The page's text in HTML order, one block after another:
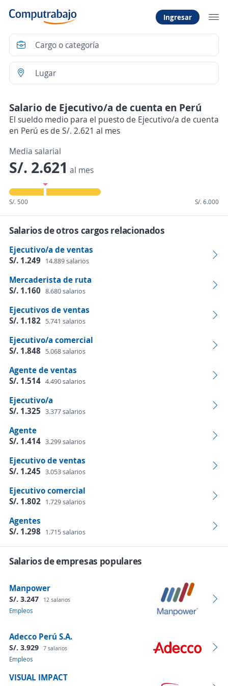
Ingresar
Salario de Ejecutivo/a de cuenta en Perú
El sueldo medio para el puesto de Ejecutivo/a de cuenta
en Perú es de S/. 2.621 al mes
Media salarial
S/. 2.621 al mes
S/. 500 S/. 6.000
Salarios de otros cargos relacionados
Ejecutivo/a de ventas
S/. 1.249 14.889 salarios
Mercaderista de ruta
S/. 1.160 8.680 salarios
Ejecutivos de ventas
S/. 1.182 5.741 salarios
Ejecutivo/a comercial
S/. 1.848
5.068 salarios
Agente de ventas
S/. 1.514 4.490 salarios
Ejecutivo/a
S/. 1.325 3.377 salarios
Agente
S/. 1.414 3.299 salarios
Ejecutivo de ventas
S/. 1.245 3.053 salarios
Ejecutivo comercial
S/. 1.802 1.729 salarios
Agentes
S/. 1.298
1.715 salarios
Salarios de empresas populares
Manpower
S/. 3.247 12 salarios
Empleos
Adecco Perú S.A.
S/. 3.929 7 salarios
Empleos
VISUAL IMPACT